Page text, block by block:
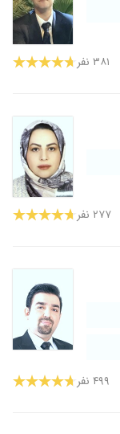
۳۸۱ نفر
۲۷۷ نفر
۴۹۹ نفر